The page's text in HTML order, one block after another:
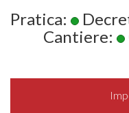
Pratica:
Cantiere: